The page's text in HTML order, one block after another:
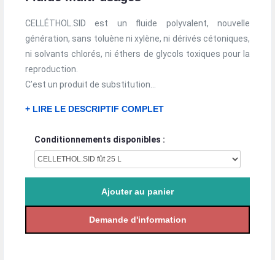
CELLÉTHOL.SID est un fluide polyvalent, nouvelle
génération, sans toluène ni xylène, ni dérivés cétoniques,
ni solvants chlorés, ni éthers de glycols toxiques pour la
reproduction.
C’est un produit de substitution...
+ LIRE LE DESCRIPTIF COMPLET
Conditionnements disponibles :